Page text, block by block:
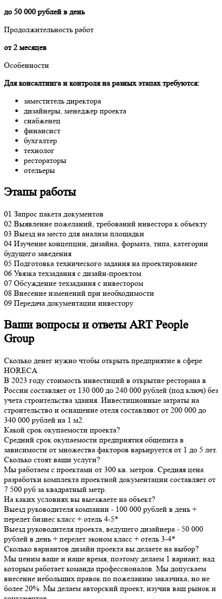
до 50 000 рублей в день
Продолжительность работ
от 2 месяцев
Особенности
Для консалтинга и контроля на разных этапах требуются:
заместитель директора
дизайнеры, менеджер проекта
снабженец
финансист
бухгалтер
технолог
рестораторы
отельеры
Этапы работы
01 Запрос пакета документов
02 Выявление пожеланий, требований инвестора к объекту
03 Выезд на место для анализа площадки
04 Изучение концепции, дизайна, формата, типа, категории
будущего заведения
05 Подготовка технического задания на проектирование
06 Увязка техзадания с дизайн-проектом
07 Обсуждение техзадания с инвестором
08 Внесение изменений при необходимости
09 Передача документации инвестору
Ваши вопросы и ответы ART People
Group
Сколько денег нужно чтобы открыть предприятие в сфере
HORECA
В 2023 году стоимость инвестиций в открытие ресторана в
России составляет от 130 000 до 240 000 рублей (под ключ) без
учета строительства здания. Инвестиционные затраты на
строительство и оснащение отеля составляют от 200 000 до
340 000 рублей на 1 м2.
Какой срок окупаемости проекта?
Средний срок окупаемости предприятия общепита в
зависимости от множества факторов варьируется от 1 до 5 лет.
Сколько стоят ваши услуги?
Мы работаем с проектами от 300 кв. метров. Средняя цена
разработки комплекта проектной документации составляет от
7 500 руб за квадратный метр.
На каких условиях вы выезжаете на объект?
Выезд руководителя компании - 100 000 рублей в день +
перелет бизнес класс + отель 4-5*
Выезд руководителя проекта, ведущего дизайнера - 50 000
рублей в день + перелет эконом класс + отель 3-4*
Сколько вариантов дизайн проекта вы делаете на выбор?
Мы ценим ваше и наше время, поэтому делаем 1 вариант, над
которым работает команда профессионалов. Мы допускаем
внесение небольших правок по пожеланию заказчика, но не
более 20%. Мы делаем авторский проект, изучив ваш рынок и